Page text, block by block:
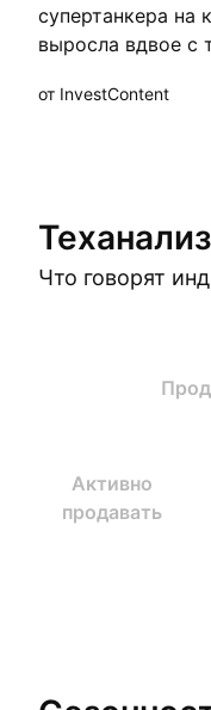
супертанкера на
выросла вдвое с
степени этот
я
от InvestContent
Теханализ
Что говорят
Активно
продавать